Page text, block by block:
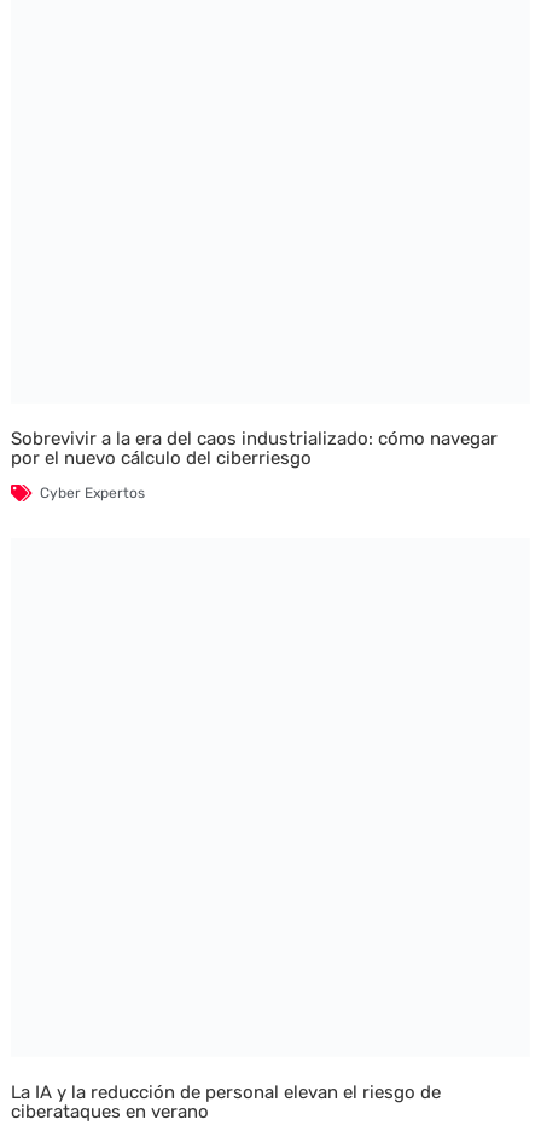
Sobrevivir a la era del caos industrializado: cómo navegar
por el nuevo cálculo del ciberriesgo
Cyber Expertos
La IA y la reducción de personal elevan el riesgo de
ciberataques en verano